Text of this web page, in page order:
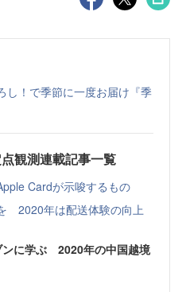
し！で季節に一度お届け『季
観測連載記事一覧
Cardが示唆するもの
2020年は配送体験の向上
ンに学ぶ 2020年の中国越境